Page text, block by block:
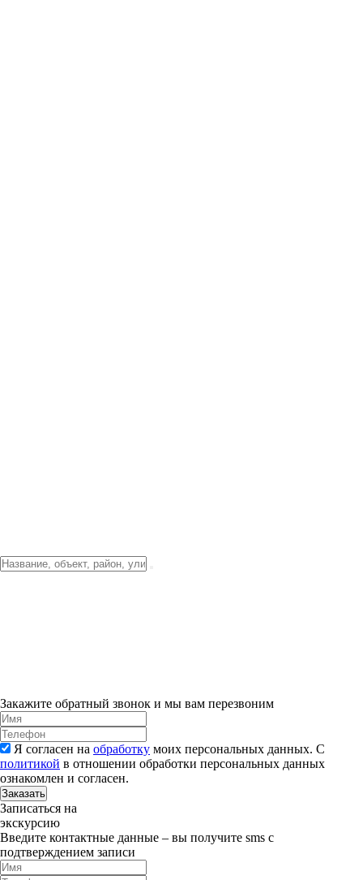
Закажите обратный звонок и мы вам перезвоним
Я согласен на обработку моих персональных данных. С
политикой в отношении обработки персональных данных
ознакомлен и согласен.
Заказать
Записаться на
экскурсию
Введите контактные данные – вы получите sms с
подтверждением записи